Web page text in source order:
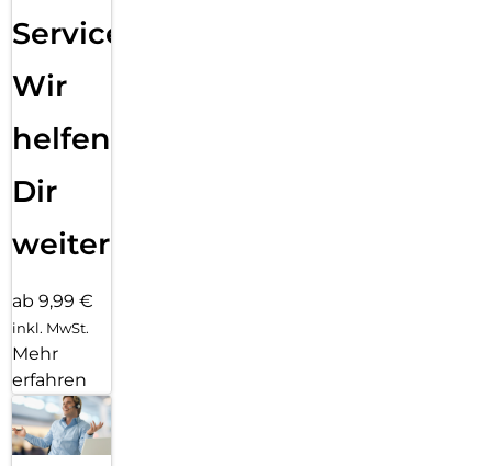
Service:
Wir
helfen
Dir
weiter
ab 9,99 €
inkl. MwSt.
Mehr
erfahren